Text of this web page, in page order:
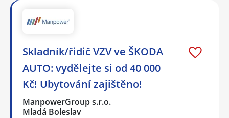
Skladník/řidič VZV ve ŠKODA
AUTO: vydělejte si od 40 000
Kč! Ubytování zajištěno!
ManpowerGroup s.r.o.
Mladá Boleslav